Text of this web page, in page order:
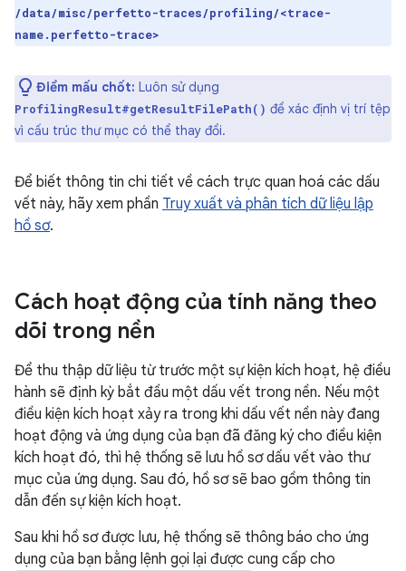
/data/misc/perfetto-traces/profiling/<trace-
name.perfetto-trace>
Điểm mấu chốt: Luôn sử dụng
ProfilingResult#getResultFilePath() để xác định vị trí tệp
vì cấu trúc thư mục có thể thay đổi.
Để biết thông tin chi tiết về cách trực quan hoá các dấu
vết này, hãy xem phần Truy xuất và phân tích dữ liệu lập
hồ sơ.
Cách hoạt động của tính năng theo
dõi trong nền
Để thu thập dữ liệu từ trước một sự kiện kích hoạt, hệ điều
hành sẽ định kỳ bắt đầu một dấu vết trong nền. Nếu một
điều kiện kích hoạt xảy ra trong khi dấu vết nền này đang
hoạt động và ứng dụng của bạn đã đăng ký cho điều kiện
kích hoạt đó, thì hệ thống sẽ lưu hồ sơ dấu vết vào thư
mục của ứng dụng. Sau đó, hồ sơ sẽ bao gồm thông tin
dẫn đến sự kiện kích hoạt.
Sau khi hồ sơ được lưu, hệ thống sẽ thông báo cho ứng
dụng của bạn bằng lệnh gọi lại được cung cấp cho